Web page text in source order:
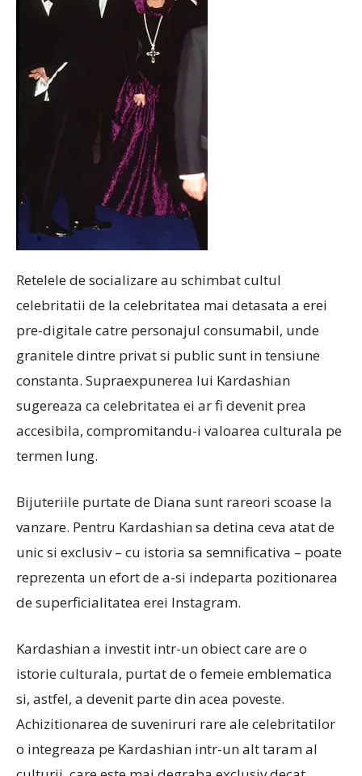
Retelele de socializare au schimbat cultul
celebritatii de la celebritatea mai detasata a erei
pre-digitale catre personajul consumabil, unde
granitele dintre privat si public sunt in tensiune
constanta. Supraexpunerea lui Kardashian
sugereaza ca celebritatea ei ar fi devenit prea
accesibila, compromitandu-i valoarea culturala pe
termen lung.
Bijuteriile purtate de Diana sunt rareori scoase la
vanzare. Pentru Kardashian sa detina ceva atat de
unic si exclusiv – cu istoria sa semnificativa – poate
reprezenta un efort de a-si indeparta pozitionarea
de superficialitatea erei Instagram.
Kardashian a investit intr-un obiect care are o
istorie culturala, purtat de o femeie emblematica
si, astfel, a devenit parte din acea poveste.
Achizitionarea de suveniruri rare ale celebritatilor
o integreaza pe Kardashian intr-un alt taram al